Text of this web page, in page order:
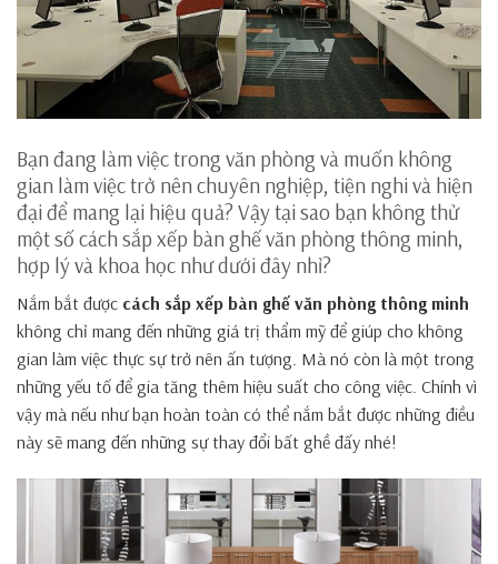
Bạn đang làm việc trong văn phòng và muốn không
gian làm việc trở nên chuyên nghiệp, tiện nghi và hiện
đại để mang lại hiệu quả? Vậy tại sao bạn không thử
một số cách sắp xếp bàn ghế văn phòng thông minh,
hợp lý và khoa học như dưới đây nhỉ?
Nắm bắt được cách sắp xếp bàn ghế văn phòng thông minh
không chỉ mang đến những giá trị thẩm mỹ để giúp cho không
gian làm việc thực sự trở nên ấn tượng. Mà nó còn là một trong
những yếu tố để gia tăng thêm hiệu suất cho công việc. Chính vì
vậy mà nếu như bạn hoàn toàn có thể nắm bắt được những điều
này sẽ mang đến những sự thay đổi bất ghề đấy nhé!